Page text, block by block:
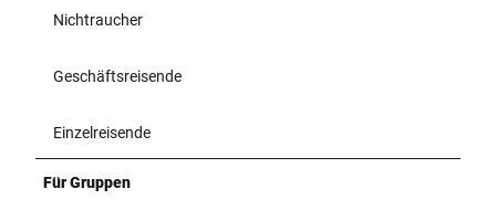
Nichtraucher
Geschäftsreisende
Einzelreisende
Für Gruppen